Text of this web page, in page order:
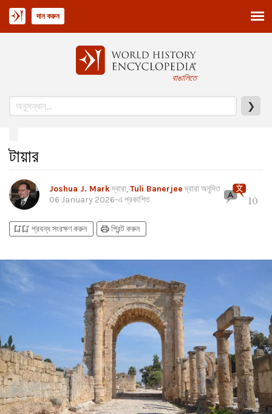
বাঙালিতে
❯
দান করুন
টায়ার
Joshua J. Markদ্বারা,Tuli Banerjeeদ্বারা অনূদিত
06 January 2026-এ প্রকাশিত 10
bookmark_addbookmark_added প্রবন্ধ সংরক্ষণ করুন printপ্রিন্ট করুন